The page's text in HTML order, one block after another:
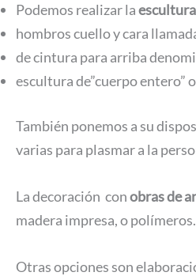
Podemos realizar la
hombros cuello y cara
de cintura para arriba
escultura de”cuerpo entero”
También ponemos a su
varias para plasmar a la
La decoración conobras de
madera impresa, o
Otras opciones son